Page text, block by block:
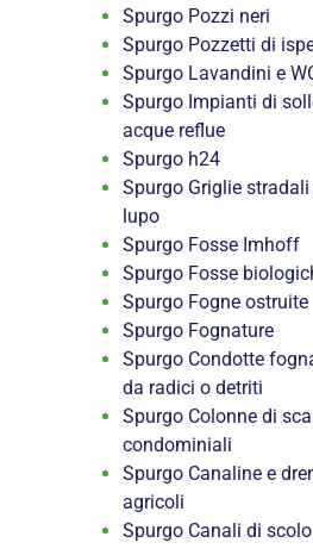
Spurgo Pozzi neri
Spurgo Pozzetti di
Spurgo Lavandini e
Spurgo Impianti di
acque reflue
Spurgo h24
Spurgo Griglie
lupo
Spurgo Fosse Imhoff
Spurgo Fosse
Spurgo Fogne ostruite
Spurgo Fognature
Spurgo Condotte
da radici o detriti
Spurgo Colonne di
condominiali
Spurgo Canaline e
agricoli
Spurgo Canali di scolo